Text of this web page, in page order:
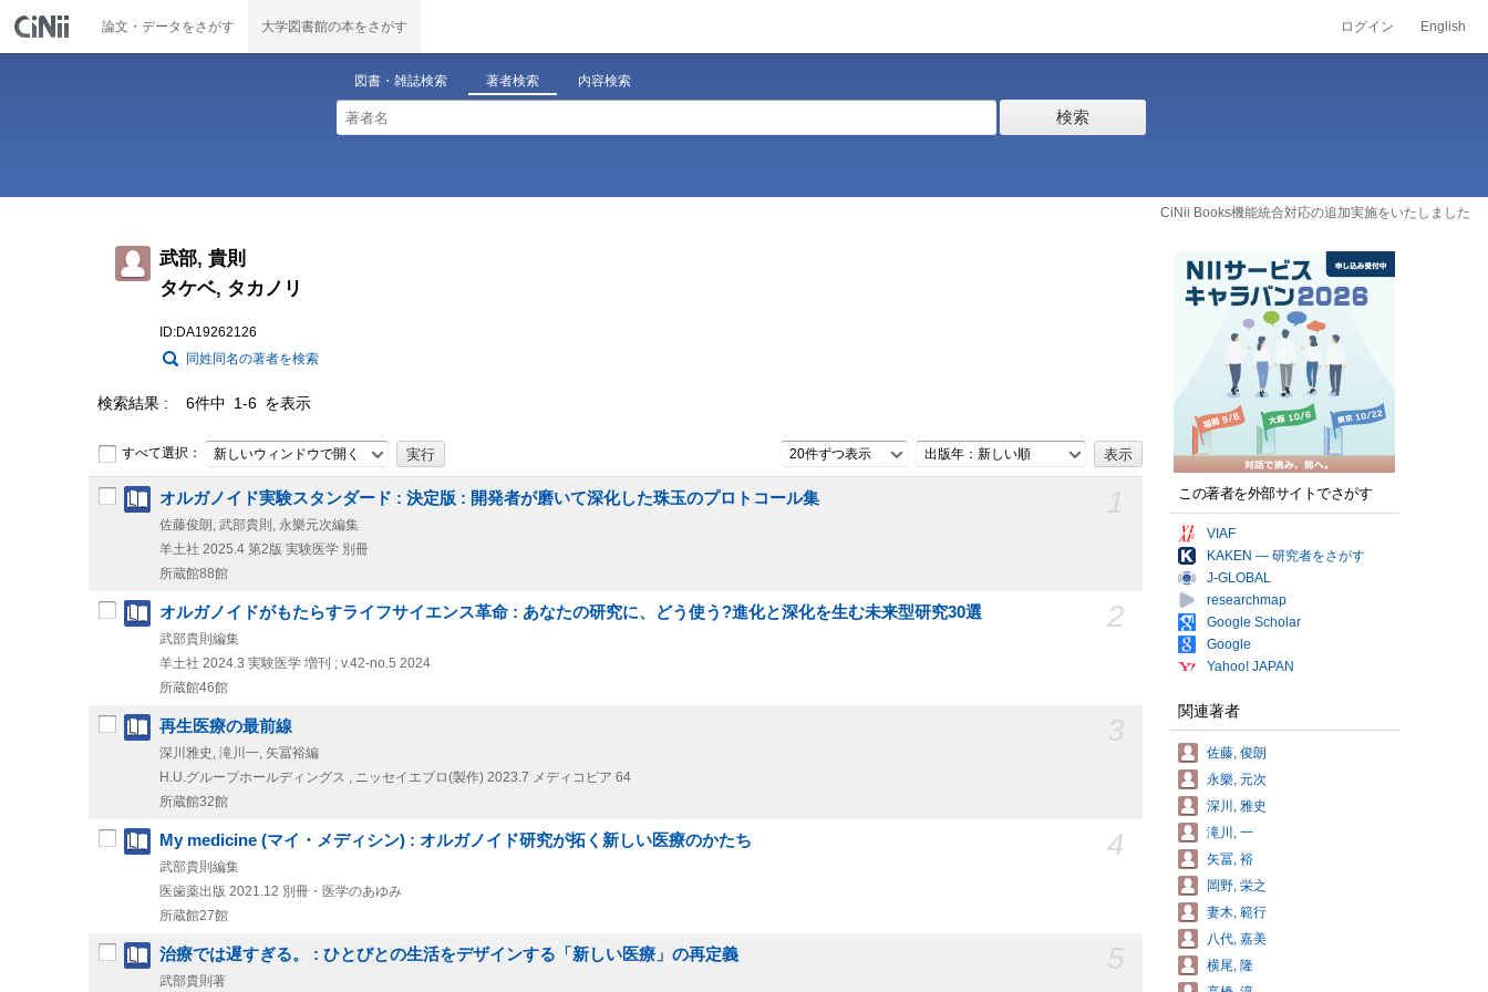
論文・データをさがす 大学図書館の本をさがす ログイン English
図書・雑誌検索 著者検索 内容検索
検索
CiNii Books機能統合対応の追加実施をいたしました
武部, 貴則
タケベ, タカノリ
ID:DA19262126
同姓同名の著者を検索
検索結果 6件中 1-6 を表示
すべて選択： 新しいウィンドウで開く 20件ずつ表示 出版年：新しい順
オルガノイド実験スタンダード : 決定版 : 開発者が磨いて深化した珠玉のプロトコール集
佐藤俊朗, 武部貴則, 永樂元次編集
羊土社 2025.4 第2版 実験医学 別冊
所蔵館88館
2
オルガノイドがもたらすライフサイエンス革命 : あなたの研究に、どう使う?進化と深化を生む未来型研究30選
武部貴則編集
羊土社 2024.3 実験医学 増刊 ; v.42-no.5 2024
所蔵館46館
再生医療の最前線
深川雅史, 滝川一, 矢冨裕編
H.U.グループホールディングス , ニッセイエブロ(製作) 2023.7 メディコピア 64
所蔵館32館
4
My medicine (マイ・メディシン) : オルガノイド研究が拓く新しい医療のかたち
武部貴則編集
医歯薬出版 2021.12 別冊・医学のあゆみ
所蔵館27館
治療では遅すぎる。 : ひとびとの生活をデザインする「新しい医療」の再定義
武部貴則著
この著者を外部サイトでさがす
VIAF
KAKEN — 研究者をさがす
J-GLOBAL
researchmap
Google Scholar
Google
Yahoo! JAPAN
関連著者
佐藤, 俊朗
永樂, 元次
深川, 雅史
滝川, 一
矢冨, 裕
岡野, 栄之
妻木, 範行
八代, 嘉美
横尾, 隆